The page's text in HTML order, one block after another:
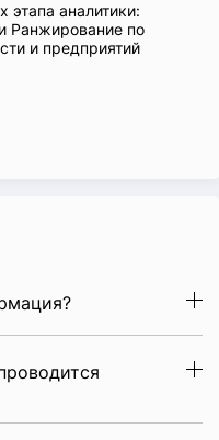
этапа аналитики:
Ранжирование по
и предприятий